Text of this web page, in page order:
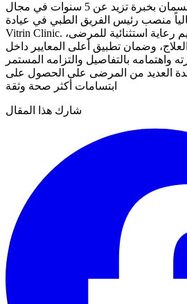
يتمتع الدكتور رفعت السمان بخبرة تزيد عن 5 سنوات في مجال
منصب رئيس الفريق الطبي في عيادة
Vitrin Clinic. يكرّس جهوده لتقديم رعاية استثنائية للمرضى،
وضمان تطبيق أعلى المعايير داخل
واهتمامه بالتفاصيل والتزامه المستمر
العديد من المرضى على الحصول على
ابتسامات أكثر صحة وثقة
شارك هذا المقال